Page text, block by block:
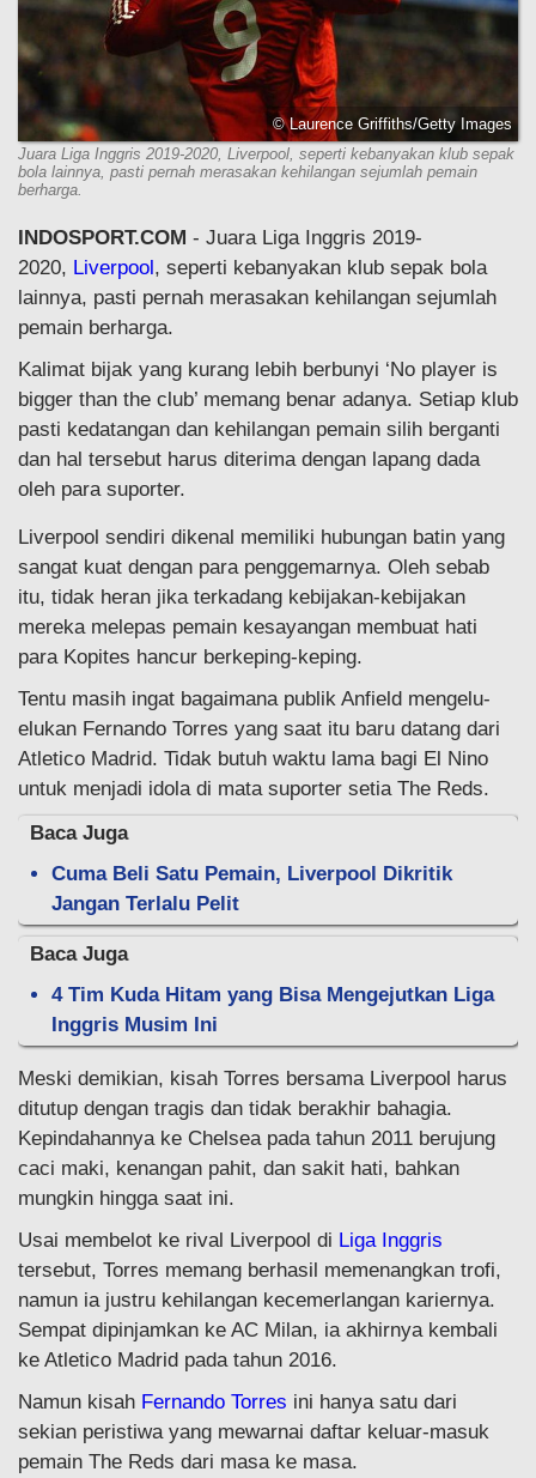
© Laurence Griffiths/Getty Images
Juara Liga Inggris 2019-2020, Liverpool, seperti kebanyakan klub sepak
bola lainnya, pasti pernah merasakan kehilangan sejumlah pemain
berharga.
INDOSPORT.COM - Juara Liga Inggris 2019-
2020, Liverpool, seperti kebanyakan klub sepak bola
lainnya, pasti pernah merasakan kehilangan sejumlah
pemain berharga.
Kalimat bijak yang kurang lebih berbunyi ‘No player is
bigger than the club’ memang benar adanya. Setiap klub
pasti kedatangan dan kehilangan pemain silih berganti
dan hal tersebut harus diterima dengan lapang dada
oleh para suporter.
Liverpool sendiri dikenal memiliki hubungan batin yang
sangat kuat dengan para penggemarnya. Oleh sebab
itu, tidak heran jika terkadang kebijakan-kebijakan
mereka melepas pemain kesayangan membuat hati
para Kopites hancur berkeping-keping.
Tentu masih ingat bagaimana publik Anfield mengelu-
elukan Fernando Torres yang saat itu baru datang dari
Atletico Madrid. Tidak butuh waktu lama bagi El Nino
untuk menjadi idola di mata suporter setia The Reds.
Baca Juga
Cuma Beli Satu Pemain, Liverpool Dikritik
Jangan Terlalu Pelit
Baca Juga
4 Tim Kuda Hitam yang Bisa Mengejutkan Liga
Inggris Musim Ini
Meski demikian, kisah Torres bersama Liverpool harus
ditutup dengan tragis dan tidak berakhir bahagia.
Kepindahannya ke Chelsea pada tahun 2011 berujung
caci maki, kenangan pahit, dan sakit hati, bahkan
mungkin hingga saat ini.
Usai membelot ke rival Liverpool di Liga Inggris
tersebut, Torres memang berhasil memenangkan trofi,
namun ia justru kehilangan kecemerlangan kariernya.
Sempat dipinjamkan ke AC Milan, ia akhirnya kembali
ke Atletico Madrid pada tahun 2016.
Namun kisah Fernando Torres ini hanya satu dari
sekian peristiwa yang mewarnai daftar keluar-masuk
pemain The Reds dari masa ke masa.